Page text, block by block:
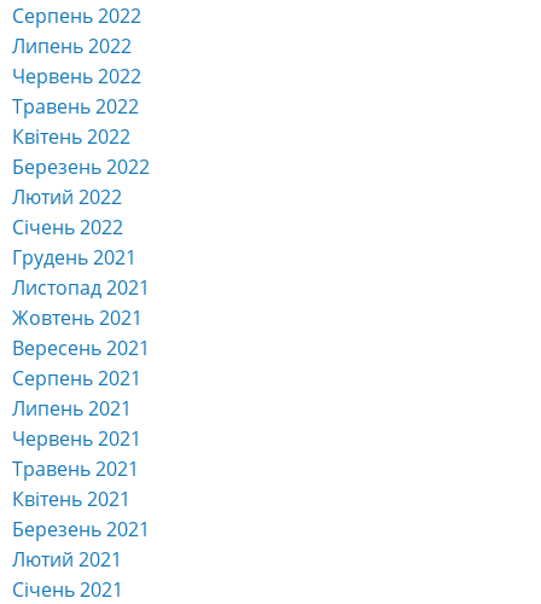
Серпень 2022
Липень 2022
Червень 2022
Травень 2022
Квітень 2022
Березень 2022
Лютий 2022
Січень 2022
Грудень 2021
Листопад 2021
Жовтень 2021
Вересень 2021
Серпень 2021
Липень 2021
Червень 2021
Травень 2021
Квітень 2021
Березень 2021
Лютий 2021
Січень 2021